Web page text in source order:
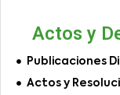
Actos y
Publicaciones
Actos y